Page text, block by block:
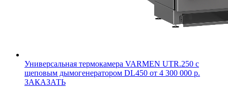
Универсальная термокамера VARMEN UTR.250 с
щеповым дымогенератором DL450 от 4 300 000 р.
ЗАКАЗАТЬ